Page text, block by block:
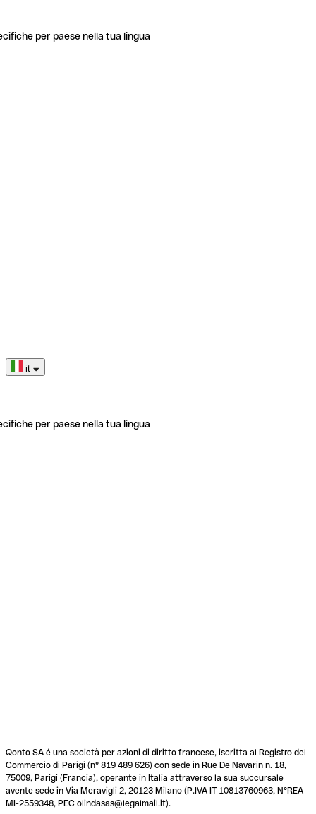
per paese nella tua lingua
it
per paese nella tua lingua
Qonto SA é una società per azioni di diritto francese, iscritta al Registro del
Commercio di Parigi (n° 819 489 626) con sede in Rue De Navarin n. 18,
75009, Parigi (Francia), operante in Italia attraverso la sua succursale
avente sede in Via Meravigli 2, 20123 Milano (P.IVA IT 10813760963, N°REA
MI-2559348, PEC olindasas@legalmail.it).